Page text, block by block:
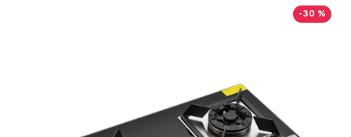
-30 %